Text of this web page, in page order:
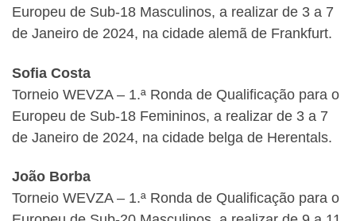
Europeu de Sub-18 Masculinos, a realizar de 3 a 7
de Janeiro de 2024, na cidade alemã de Frankfurt.
Sofia Costa
Torneio WEVZA – 1.ª Ronda de Qualificação para o
Europeu de Sub-18 Femininos, a realizar de 3 a 7
de Janeiro de 2024, na cidade belga de Herentals.
João Borba
Torneio WEVZA – 1.ª Ronda de Qualificação para o